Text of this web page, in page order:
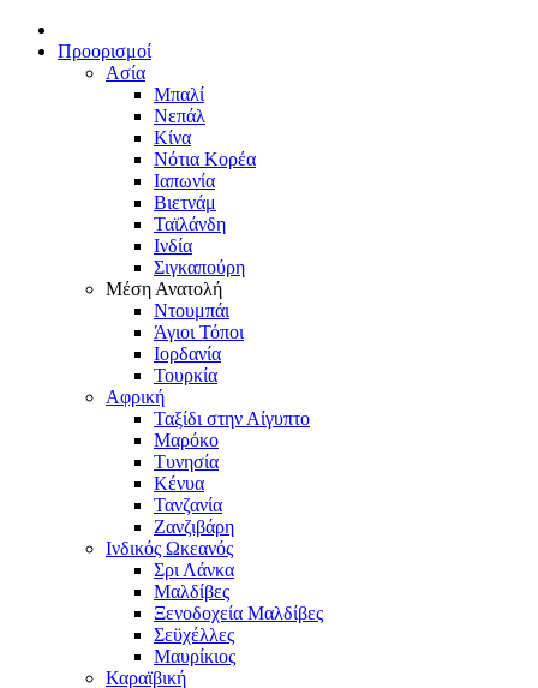
Προορισμοί
Ασία
Μπαλί
Νεπάλ
Κίνα
Νότια Κορέα
Ιαπωνία
Βιετνάμ
Ταϊλάνδη
Ινδία
Σιγκαπούρη
Μέση Ανατολή
Ντουμπάι
Άγιοι Τόποι
Ιορδανία
Τουρκία
Αφρική
Ταξίδι στην Αίγυπτο
Μαρόκο
Τυνησία
Κένυα
Τανζανία
Ζανζιβάρη
Ινδικός Ωκεανός
Σρι Λάνκα
Μαλδίβες
Ξενοδοχεία Μαλδίβες
Σεϋχέλλες
Μαυρίκιος
Καραϊβική